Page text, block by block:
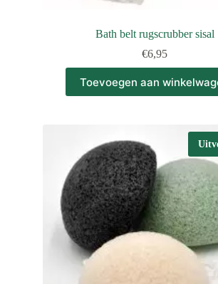
Bath belt rugscrubber sisal
€6,95
Toevoegen aan